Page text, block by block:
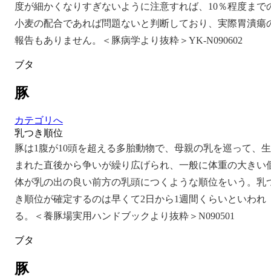
度が細かくなりすぎないように注意すれば、10％程度まで
小麦の配合であれば問題ないと判断しており、実際胃潰瘍
報告もありません。＜豚病学より抜粋＞YK-N090602
ブタ
豚
カテゴリへ
乳つき順位
豚は1腹が10頭を超える多胎動物で、母親の乳を巡って、生
まれた直後から争いが繰り広げられ、一般に体重の大きい
体が乳の出の良い前方の乳頭につくような順位をいう。乳
き順位が確定するのは早くて2日から1週間くらいといわれ
る。＜養豚場実用ハンドブックより抜粋＞N090501
ブタ
豚